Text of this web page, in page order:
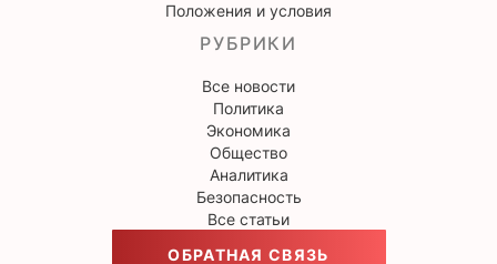
Положения и условия
РУБРИКИ
Все новости
Политика
Экономика
Общество
Аналитика
Безопасность
Все статьи
ОБРАТНАЯ СВЯЗЬ